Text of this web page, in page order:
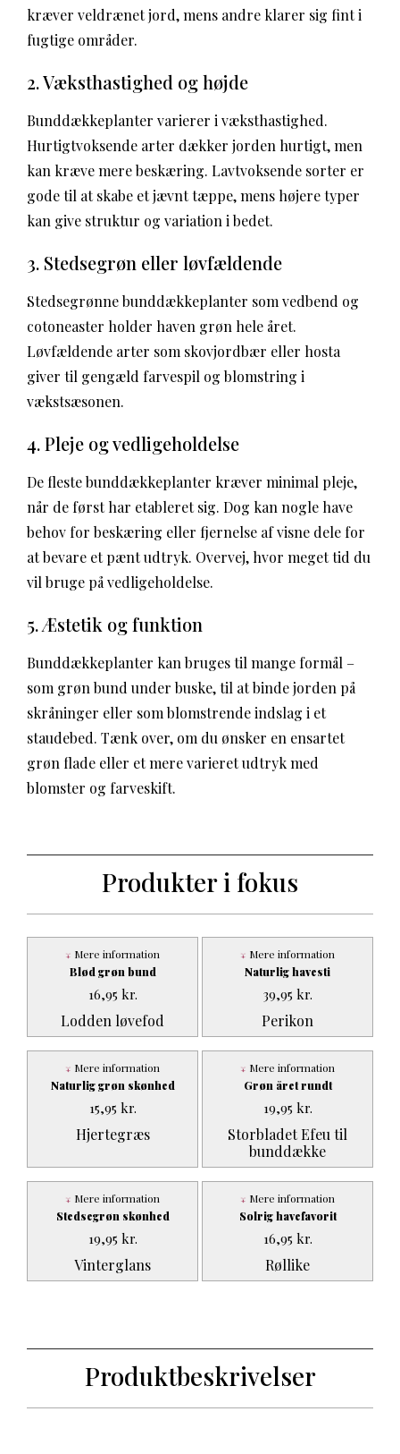
kræver veldrænet jord, mens andre klarer sig fint i
fugtige områder.
2. Væksthastighed og højde
Bunddækkeplanter varierer i væksthastighed.
Hurtigtvoksende arter dækker jorden hurtigt, men
kan kræve mere beskæring. Lavtvoksende sorter er
gode til at skabe et jævnt tæppe, mens højere typer
kan give struktur og variation i bedet.
3. Stedsegrøn eller løvfældende
Stedsegrønne bunddækkeplanter som vedbend og
cotoneaster holder haven grøn hele året.
Løvfældende arter som skovjordbær eller hosta
giver til gengæld farvespil og blomstring i
vækstsæsonen.
4. Pleje og vedligeholdelse
De fleste bunddækkeplanter kræver minimal pleje,
når de først har etableret sig. Dog kan nogle have
behov for beskæring eller fjernelse af visne dele for
at bevare et pænt udtryk. Overvej, hvor meget tid du
vil bruge på vedligeholdelse.
5. Æstetik og funktion
Bunddækkeplanter kan bruges til mange formål –
som grøn bund under buske, til at binde jorden på
skråninger eller som blomstrende indslag i et
staudebed. Tænk over, om du ønsker en ensartet
grøn flade eller et mere varieret udtryk med
blomster og farveskift.
Produkter i fokus
Blød grøn bund
Lodden løvefod
16,95 kr.
Mere information
Naturlig havesti
Perikon
39,95 kr.
Mere information
Naturlig grøn skønhed
Hjertegræs
15,95 kr.
Mere information
Grøn året rundt
Storbladet Efeu til
bunddække
19,95 kr.
Mere information
Stedsegrøn skønhed
Vinterglans
19,95 kr.
Mere information
Solrig havefavorit
Røllike
16,95 kr.
Mere information
Produktbeskrivelser